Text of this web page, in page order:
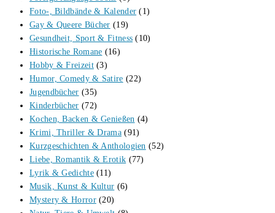
Foto-, Bildbände & Kalender (1)
Gay & Queere Bücher (19)
Gesundheit, Sport & Fitness (10)
Historische Romane (16)
Hobby & Freizeit (3)
Humor, Comedy & Satire (22)
Jugendbücher (35)
Kinderbücher (72)
Kochen, Backen & Genießen (4)
Krimi, Thriller & Drama (91)
Kurzgeschichten & Anthologien (52)
Liebe, Romantik & Erotik (77)
Lyrik & Gedichte (11)
Musik, Kunst & Kultur (6)
Mystery & Horror (20)